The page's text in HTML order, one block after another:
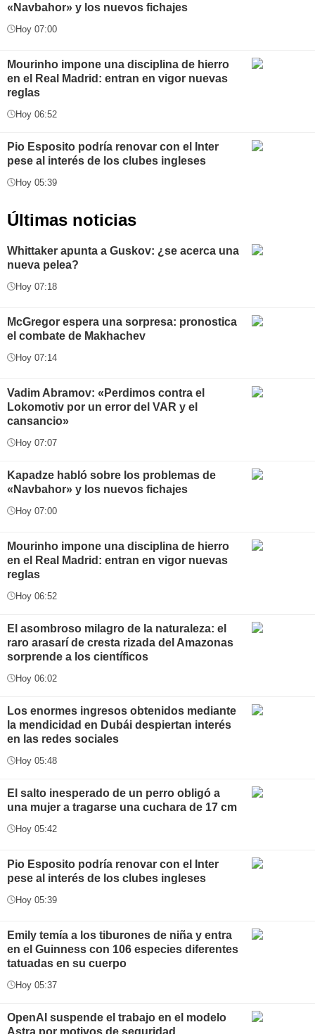
«Navbahor» y los nuevos fichajes
Hoy 07:00
Mourinho impone una disciplina de hierro
en el Real Madrid: entran en vigor nuevas
reglas
Hoy 06:52
Pio Esposito podría renovar con el Inter
pese al interés de los clubes ingleses
Hoy 05:39
Últimas noticias
Whittaker apunta a Guskov: ¿se acerca una
nueva pelea?
Hoy 07:18
McGregor espera una sorpresa: pronostica
el combate de Makhachev
Hoy 07:14
Vadim Abramov: «Perdimos contra el
Lokomotiv por un error del VAR y el
cansancio»
Hoy 07:07
Kapadze habló sobre los problemas de
«Navbahor» y los nuevos fichajes
Hoy 07:00
Mourinho impone una disciplina de hierro
en el Real Madrid: entran en vigor nuevas
reglas
Hoy 06:52
El asombroso milagro de la naturaleza: el
raro arasarí de cresta rizada del Amazonas
sorprende a los científicos
Hoy 06:02
Los enormes ingresos obtenidos mediante
la mendicidad en Dubái despiertan interés
en las redes sociales
Hoy 05:48
El salto inesperado de un perro obligó a
una mujer a tragarse una cuchara de 17 cm
Hoy 05:42
Pio Esposito podría renovar con el Inter
pese al interés de los clubes ingleses
Hoy 05:39
Emily temía a los tiburones de niña y entra
en el Guinness con 106 especies diferentes
tatuadas en su cuerpo
Hoy 05:37
OpenAI suspende el trabajo en el modelo
Astra por motivos de seguridad